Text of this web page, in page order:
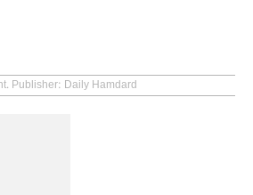
Publisher: Daily Hamdard